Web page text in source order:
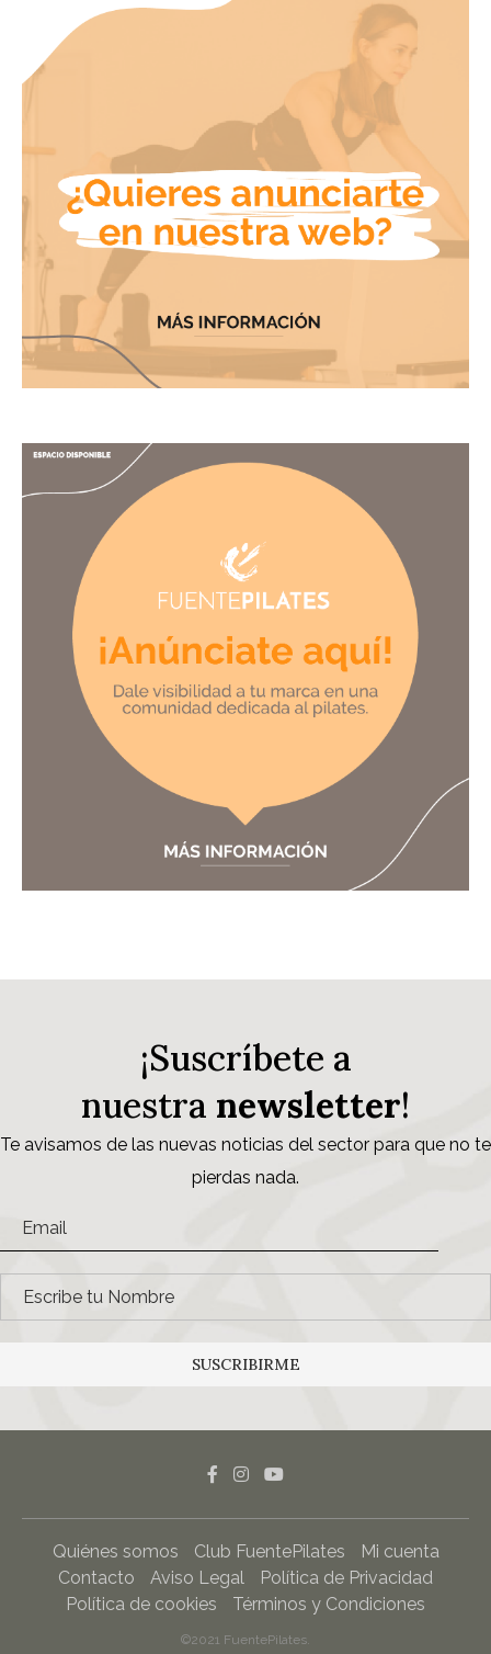
¡Suscríbete a
nuestra newsletter!
Te avisamos de las nuevas noticias del sector para que no te
pierdas nada.
SUSCRIBIRME
Quiénes somos Club FuentePilates
Mi cuenta
Contacto
Aviso Legal
Política de Privacidad
Política de cookies
Términos y Condiciones
©2021 FuentePilates.